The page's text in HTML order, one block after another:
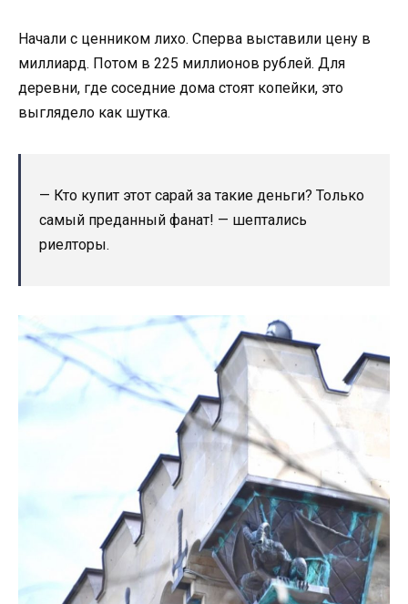
Начали с ценником лихо. Сперва выставили цену в
миллиард. Потом в 225 миллионов рублей. Для
деревни, где соседние дома стоят копейки, это
выглядело как шутка.
— Кто купит этот сарай за такие деньги? Только
самый преданный фанат! — шептались
риелторы.